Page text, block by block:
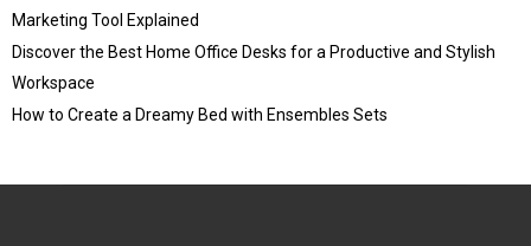
Marketing Tool Explained
Discover the Best Home Office Desks for a Productive and Stylish
Workspace
How to Create a Dreamy Bed with Ensembles Sets